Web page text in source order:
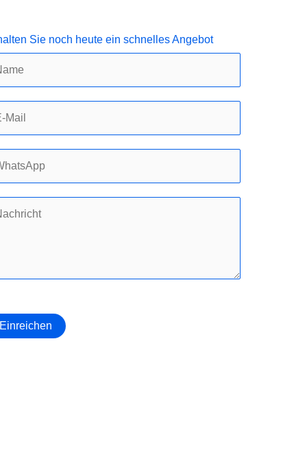
Sie noch heute ein schnelles Angebot
Einreichen